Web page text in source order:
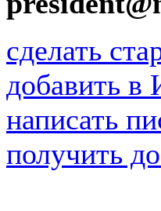
сделать
добавить в
написать
получить